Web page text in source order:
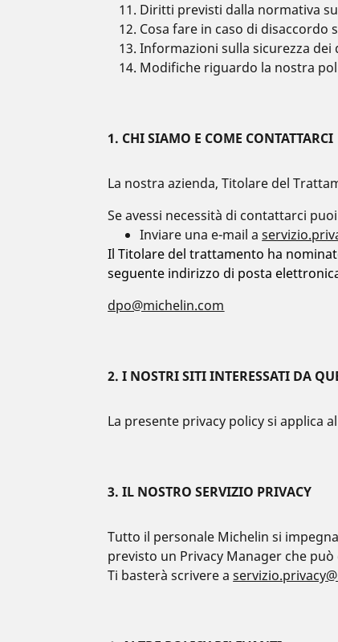
Diritti previsti dalla normativa
Cosa fare in caso di
Informazioni sulla sicurezza dei
Modifiche riguardo la nostra
1. CHI SIAMO E COME CONTATTARCI
La nostra azienda, Titolare del
Se avessi necessità di contattarci
Inviare una e-mail a
Il Titolare del trattamento ha
seguente indirizzo di posta
dpo@michelin.com
2. I NOSTRI SITI INTERESSATI DA
La presente privacy policy si applica
3. IL NOSTRO SERVIZIO PRIVACY
Tutto il personale Michelin si
previsto un Privacy Manager che
Ti basterà scrivere a